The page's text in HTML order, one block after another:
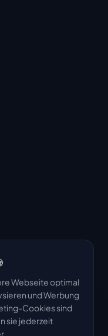
Webseite optimal
und Werbung
Cookies sind
sie jederzeit